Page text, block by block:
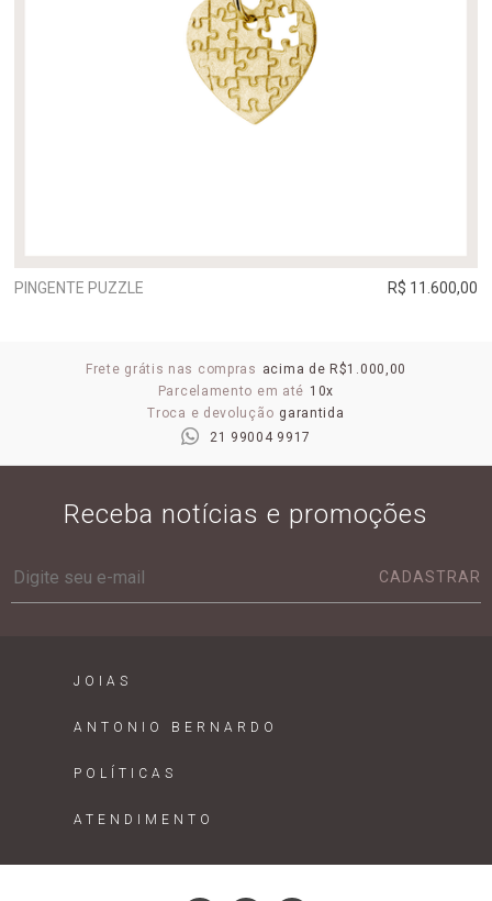
PINGENTE PUZZLE R$ 11.600,00
Frete grátis nas compras acima de R$1.000,00
Parcelamento em até 10x
Troca e devolução garantida
21 99004 9917
Receba notícias e promoções
CADASTRAR
JOIAS
ANTONIO BERNARDO
POLÍTICAS
ATENDIMENTO